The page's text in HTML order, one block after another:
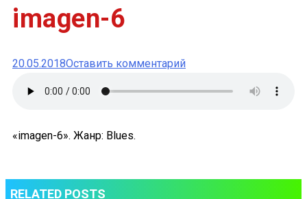
imagen-6
20.05.2018Оставить комментарийк
«imagen-6». Жанр: Blues.
RELATED POSTS